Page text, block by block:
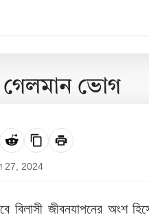
গেলমান ভোগ
27, 2024
বিলাসী জীবনযাপনের অংশ